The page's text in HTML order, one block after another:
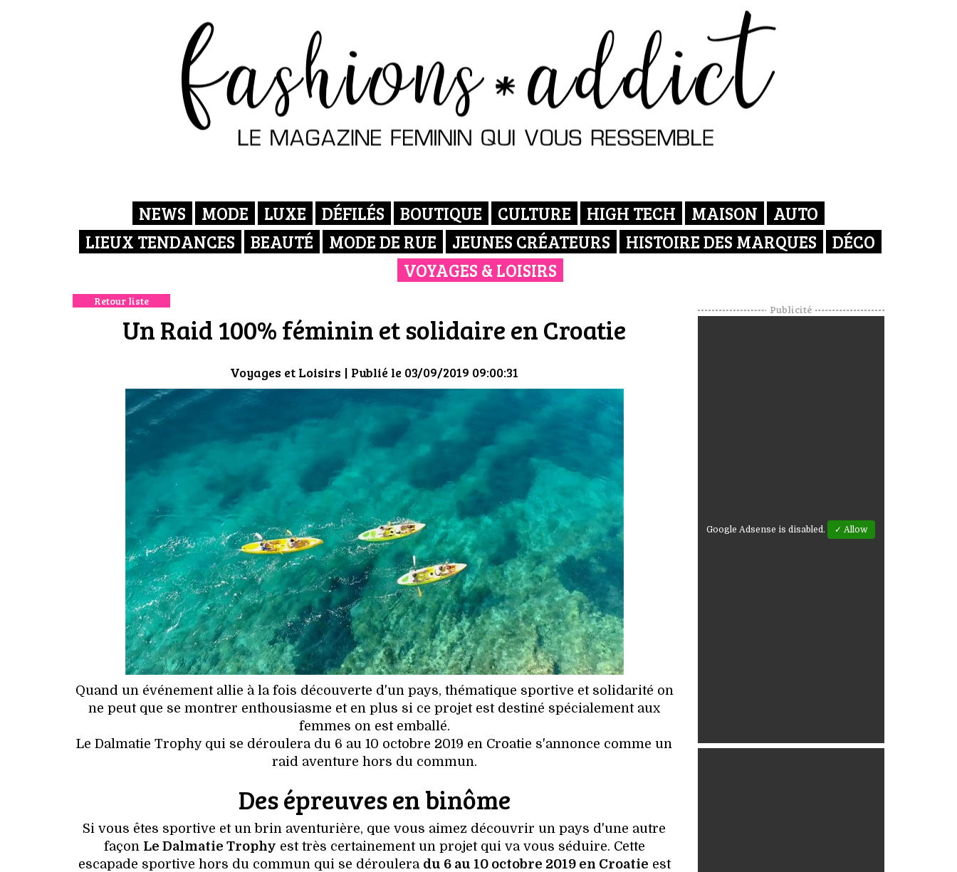
NEWS MODE LUXE DÉFILÉS BOUTIQUE CULTURE HIGH TECH MAISON
AUTO
LIEUX TENDANCES
BEAUTÉ MODE DE RUE JEUNES CRÉATEURS HISTOIRE DES MARQUES
DÉCO
VOYAGES & LOISIRS
Retour liste
Un Raid 100% féminin et solidaire en Croatie
Voyages et Loisirs | Publié le 03/09/2019 09:00:31
Quand un événement allie à la fois découverte d'un pays, thématique sportive et solidarité on
ne peut que se montrer enthousiasme et en plus si ce projet est destiné spécialement aux
femmes on est emballé.
Le Dalmatie Trophy qui se déroulera du 6 au 10 octobre 2019 en Croatie s'annonce comme un
raid aventure hors du commun.
Des épreuves en binôme
Si vous êtes sportive et un brin aventurière, que vous aimez découvrir un pays d'une autre
façon Le Dalmatie Trophy est très certainement un projet qui va vous séduire. Cette
escapade sportive hors du commun qui se déroulera du 6 au 10 octobre 2019 en Croatie est
Publicité
Google Adsense is disabled. ✓ Allow